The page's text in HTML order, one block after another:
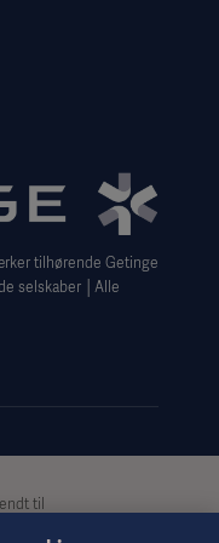
tilhørende Getinge
selskaber │Alle
til